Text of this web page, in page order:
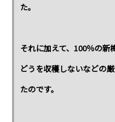
た。
それに加えて、100％の
どうを収穫しないなどの
たのです。